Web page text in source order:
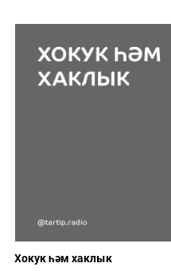
Хокук һәм хаклык